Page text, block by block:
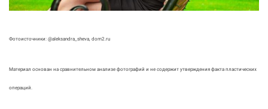
Фотоисточники: @aleksandra_sheva, dom2.ru
Материал основан на сравнительном анализе фотографий и не содержит утверждения факта пластических
операций.